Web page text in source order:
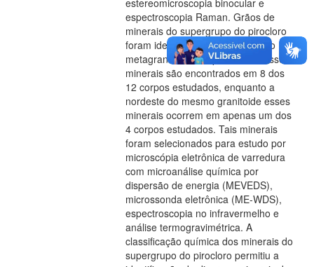
estereomicroscopia binocular e
espectroscopia Raman. Grãos de
minerais do supergrupo do pirocloro
foram identificados a sudoeste do
metagranitoide Ritápolis, onde esses
minerais são encontrados em 8 dos
12 corpos estudados, enquanto a
nordeste do mesmo granitoide esses
minerais ocorrem em apenas um dos
4 corpos estudados. Tais minerais
foram selecionados para estudo por
microscópia eletrônica de varredura
com microanálise química por
dispersão de energia (MEVEDS),
microssonda eletrônica (ME-WDS),
espectroscopia no infravermelho e
análise termogravimétrica. A
classificação química dos minerais do
supergrupo do pirocloro permitiu a